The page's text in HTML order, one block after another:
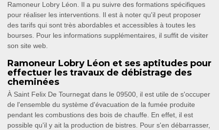
Ramoneur Lobry Léon. Il a pu suivre des formations spécifiques
pour réaliser les interventions. Il est à noter qu'il peut proposer
des tarifs qui sont très abordables et accessibles à toutes les
bourses. Pour les informations supplémentaires, il suffit de visiter
son site web.
Ramoneur Lobry Léon et ses aptitudes pour
effectuer les travaux de débistrage des
cheminées
À Saint Felix De Tournegat dans le 09500, il est utile de s'occuper
de l'ensemble du système d'évacuation de la fumée produite
pendant les combustions des bois de chauffe. En effet, il est
possible qu'il y ait la production de bistres. Pour s'en débarrasser,